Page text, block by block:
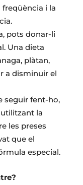
i la
pots donar-li
Una dieta
plàtan,
a disminuir el
seguir fent-ho,
la
les preses
que el
especial.